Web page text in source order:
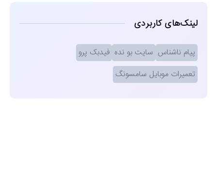
لینک‌های کاربردی
پیام ناشناس سایت بو نده فیدبک پرو
تعمیرات موبایل سامسونگ